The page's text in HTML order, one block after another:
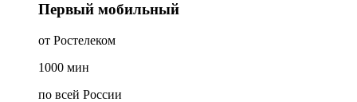
Первый мобильный
от Ростелеком
1000 мин
по всей России